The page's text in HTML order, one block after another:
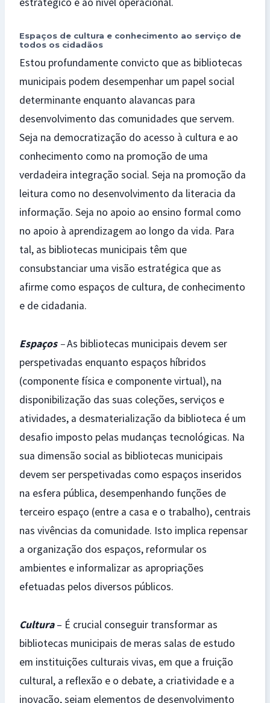
Espaços de cultura e conhecimento ao serviço de
todos os cidadãos
Estou profundamente convicto que as bibliotecas
municipais podem desempenhar um papel social
determinante enquanto alavancas para
desenvolvimento das comunidades que servem.
Seja na democratização do acesso à cultura e ao
conhecimento como na promoção de uma
verdadeira integração social. Seja na promoção da
leitura como no desenvolvimento da literacia da
informação. Seja no apoio ao ensino formal como
no apoio à aprendizagem ao longo da vida. Para
tal, as bibliotecas municipais têm que
consubstanciar uma visão estratégica que as
afirme como espaços de cultura, de conhecimento
e de cidadania.
Espaços–As bibliotecas municipais devem ser
perspetivadas enquanto espaços híbridos
(componente física e componente virtual), na
disponibilização das suas coleções, serviços e
atividades, a desmaterialização da biblioteca é um
desafio imposto pelas mudanças tecnológicas. Na
sua dimensão social as bibliotecas municipais
devem ser perspetivadas como espaços inseridos
na esfera pública, desempenhando funções de
terceiro espaço (entre a casa e o trabalho), centrais
nas vivências da comunidade. Isto implica repensar
a organização dos espaços, reformular os
ambientes e informalizar as apropriações
efetuadas pelos diversos públicos.
Cultura – É crucial conseguir transformar as
bibliotecas municipais de meras salas de estudo
em instituições culturais vivas, em que a fruição
cultural, a reflexão e o debate, a criatividade e a
inovação, sejam elementos de desenvolvimento